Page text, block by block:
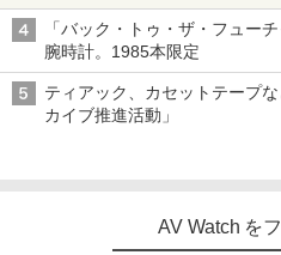
「バック・トゥ・ザ・フュー
腕時計。1985本限定
ティアック、カセットテープ
カイブ推進活動」
AV Watch を